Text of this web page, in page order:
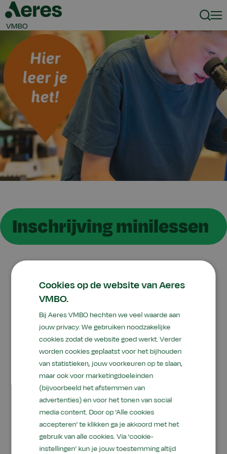
Inschrijving minilessen
Schrijf je in voor de
minilessen!
Wil jij zelf ervaren hoe het is om bij ons op
school te zitten? Wij laten je graag een middag
meekijken!
Tijdens de minilessen doe je even mee op
school. Je volgt een paar korte lessen, samen
met andere kinderen uit groep 7 of 8. Zo zie je
hoe een les eruitziet, wat je kunt leren én hoe de
Cookies op de website van Aeres
VMBO.
Bij Aeres VMBO hechten we veel waarde aan
jouw privacy. We gebruiken noodzakelijke
cookies zodat de website goed werkt. Verder
worden cookies geplaatst voor het bijhouden
van statistieken, jouw voorkeuren op te slaan,
maar ook voor marketingdoeleinden
(bijvoorbeeld het afstemmen van
advertenties) en voor het tonen van social
media content. Door op 'Alle cookies
accepteren' te klikken ga je akkoord met het
gebruik van alle cookies. Via ‘cookie-
instellingen’ kun je jouw toestemming altijd